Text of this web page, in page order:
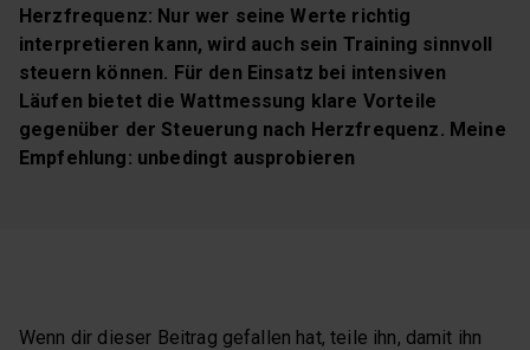
Herzfrequenz: Nur wer seine Werte richtig
interpretieren kann, wird auch sein Training sinnvoll
steuern können. Für den Einsatz bei intensiven
Läufen bietet die Wattmessung klare Vorteile
gegenüber der Steuerung nach Herzfrequenz. Meine
Empfehlung: unbedingt ausprobieren
Wenn dir dieser Beitrag gefallen hat, teile ihn, damit ihn